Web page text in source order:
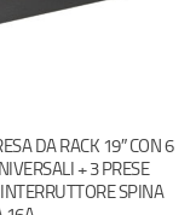
DA RACK 19″ CON 6
+ 3 PRESE
SPINA